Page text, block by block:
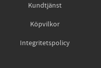
Kundtjänst
Köpvilkor
Integritetspolicy